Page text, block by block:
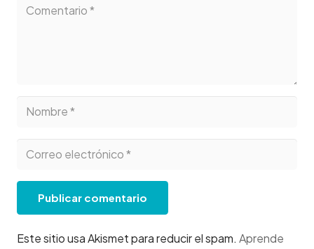
Publicar comentario
Este sitio usa Akismet para reducir el spam. Aprende